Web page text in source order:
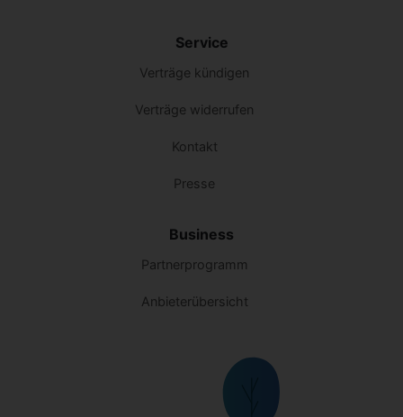
Service
Verträge kündigen
Verträge widerrufen
Kontakt
Presse
Business
Partnerprogramm
Anbieterübersicht